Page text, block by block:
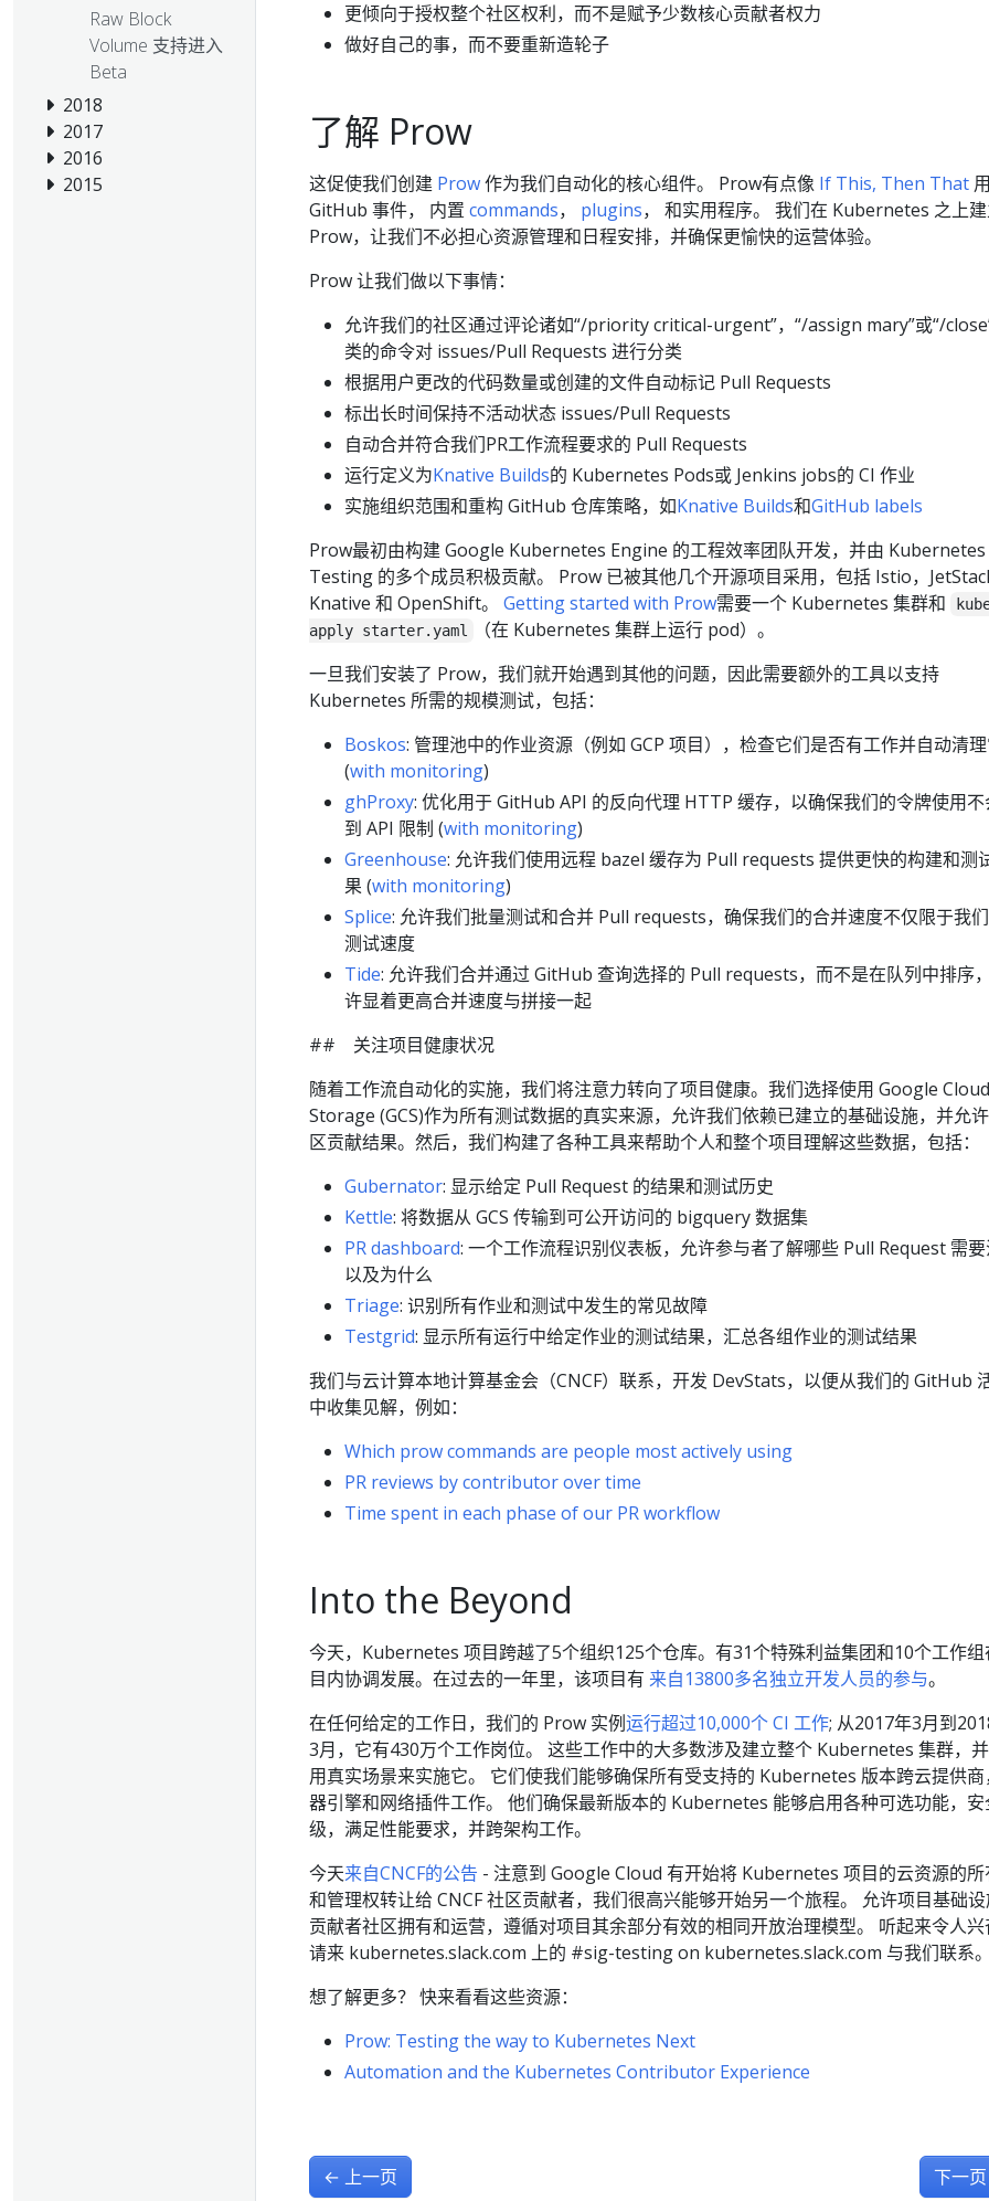
Raw Block
Volume 支持进入
Beta
2018
2017
2016
2015
更倾向于授权整个社区权利，而不是赋予少数核心贡献者权力
做好自己的事，而不要重新造轮子
了解 Prow
这促使我们创建 Prow作为我们自动化的核心组件。 Prow有点像 If This, Then That
GitHub 事件， 内置 commands， plugins， 和实用程序。 我们在 Kubernetes 之上
Prow，让我们不必担心资源管理和日程安排，并确保更愉快的运营体验。
Prow 让我们做以下事情：
允许我们的社区通过评论诸如“/priority critical-urgent”，“/assign mary”或“/
类的命令对 issues/Pull Requests 进行分类
根据用户更改的代码数量或创建的文件自动标记 Pull Requests
标出长时间保持不活动状态 issues/Pull Requests
自动合并符合我们PR工作流程要求的 Pull Requests
运行定义为Knative Builds的 Kubernetes Pods或 Jenkins jobs的 CI 作业
实施组织范围和重构 GitHub 仓库策略，如Knative Builds和GitHub labels
Prow最初由构建 Google Kubernetes Engine 的工程效率团队开发，并由 Kubernetes
Testing 的多个成员积极贡献。 Prow 已被其他几个开源项目采用，包括 Istio，JetStack
Knative 和 OpenShift。 Getting started with Prow需要一个 Kubernetes 集群和
apply starter.yaml
（在 Kubernetes 集群上运行 pod）。
一旦我们安装了 Prow，我们就开始遇到其他的问题，因此需要额外的工具以支持
Kubernetes 所需的规模测试，包括：
Boskos: 管理池中的作业资源（例如 GCP 项目），检查它们是否有工作并自动清
(with monitoring)
ghProxy: 优化用于 GitHub API 的反向代理 HTTP 缓存，以确保我们的令牌使用不
到 API 限制 (with monitoring)
Greenhouse: 允许我们使用远程 bazel 缓存为 Pull requests 提供更快的构建和测
果 (with monitoring)
Splice: 允许我们批量测试和合并 Pull requests，确保我们的合并速度不仅限于我
测试速度
Tide: 允许我们合并通过 GitHub 查询选择的 Pull requests，而不是在队列中排序
许显着更高合并速度与拼接一起
## 关注项目健康状况
随着工作流自动化的实施，我们将注意力转向了项目健康。我们选择使用 Google Cloud
Storage (GCS)作为所有测试数据的真实来源，允许我们依赖已建立的基础设施，并允
区贡献结果。然后，我们构建了各种工具来帮助个人和整个项目理解这些数据，包括：
Gubernator: 显示给定 Pull Request 的结果和测试历史
Kettle: 将数据从 GCS 传输到可公开访问的 bigquery 数据集
PR dashboard: 一个工作流程识别仪表板，允许参与者了解哪些 Pull Request 需
以及为什么
Triage: 识别所有作业和测试中发生的常见故障
Testgrid: 显示所有运行中给定作业的测试结果，汇总各组作业的测试结果
我们与云计算本地计算基金会（CNCF）联系，开发 DevStats，以便从我们的 GitHub
中收集见解，例如：
Which prow commands are people most actively using
PR reviews by contributor over time
Time spent in each phase of our PR workflow
Into the Beyond
今天，Kubernetes 项目跨越了5个组织125个仓库。有31个特殊利益集团和10个工作组
目内协调发展。在过去的一年里，该项目有 来自13800多名独立开发人员的参与。
在任何给定的工作日，我们的 Prow 实例运行超过10,000个 CI 工作; 从2017年3月到
3月，它有430万个工作岗位。 这些工作中的大多数涉及建立整个 Kubernetes 集群，
用真实场景来实施它。 它们使我们能够确保所有受支持的 Kubernetes 版本跨云提供
器引擎和网络插件工作。 他们确保最新版本的 Kubernetes 能够启用各种可选功能，安
级，满足性能要求，并跨架构工作。
今天来自CNCF的公告 - 注意到 Google Cloud 有开始将 Kubernetes 项目的云资源的所
和管理权转让给 CNCF 社区贡献者，我们很高兴能够开始另一个旅程。 允许项目基础
贡献者社区拥有和运营，遵循对项目其余部分有效的相同开放治理模型。 听起来令人兴
请来 kubernetes.slack.com 上的 #sig-testing on kubernetes.slack.com 与我们联系。
想了解更多？ 快来看看这些资源：
Prow: Testing the way to Kubernetes Next
Automation and the Kubernetes Contributor Experience
← 上一页 下一页